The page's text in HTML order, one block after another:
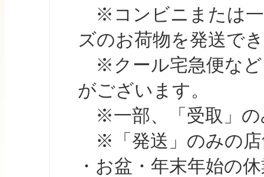
※コンビニまたは一
ズのお荷物を発送で
※クール宅急便など
がございます。
※一部、「受取」の
※「発送」のみの店
・お盆・年末年始の